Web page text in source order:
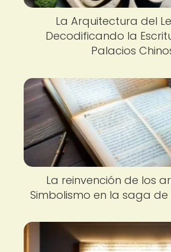
La Arquitectura del
Decodificando la
Palacios
La reinvención de los
Simbolismo en la saga